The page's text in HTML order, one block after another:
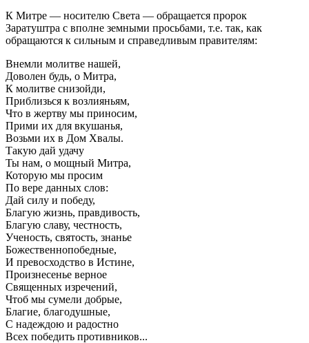
К Митре — носителю Света — обращается пророк
Заратуштра с вполне земными просьбами, т.е. так, как
обращаются к сильным и справедливым правителям:
Внемли молитве нашей,
Доволен будь, о Митра,
К молитве снизойди,
Приблизься к возлияньям,
Что в жертву мы приносим,
Прими их для вкушанья,
Возьми их в Дом Хвалы.
Такую дай удачу
Ты нам, о мощный Митра,
Которую мы просим
По вере данных слов:
Дай силу и победу,
Благую жизнь, правдивость,
Благую славу, честность,
Ученость, святость, знанье
Божественнопобедные,
И превосходство в Истине,
Произнесенье верное
Священных изречений,
Чтоб мы сумели добрые,
Благие, благодушные,
С надеждою и радостно
Всех победить противников...